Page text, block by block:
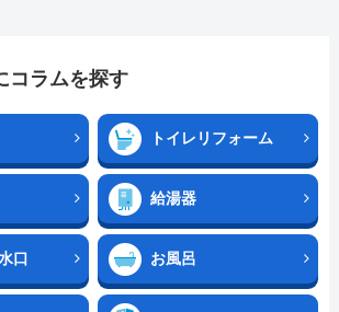
コラムを探す
トイレリフォーム
給湯器
口 お風呂